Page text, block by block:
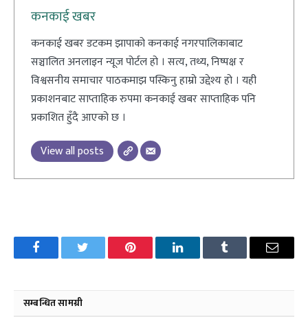
कनकाई खबर
कनकाई खबर डटकम झापाको कनकाई नगरपालिकाबाट
सञ्चालित अनलाइन न्यूज पोर्टल हो । सत्य, तथ्य, निष्पक्ष र
विश्वसनीय समाचार पाठकमाझ पस्किनु हाम्रो उद्देश्य हो । यही
प्रकाशनबाट साप्ताहिक रुपमा कनकाई खबर साप्ताहिक पनि
प्रकाशित हुँदै आएको छ ।
View all posts
FacebookTwitter Pinterest LinkedInTumblr Email
सम्बन्धित सामग्री